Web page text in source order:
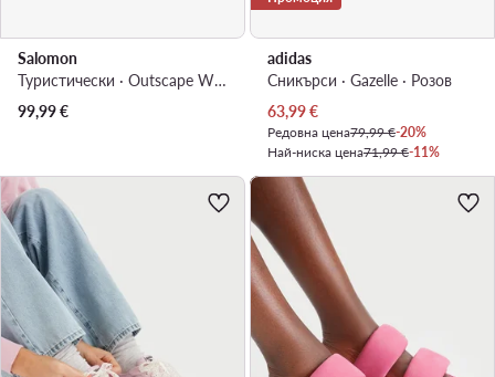
Salomon
Туристически · Outscape W L49153400 · Розов
99,99€
adidas
Сникърси · Gazelle · Розов
Актуална цена
63,99€
Редовна цена79,99 €-20%
Най-ниска цена71,99 €-11%